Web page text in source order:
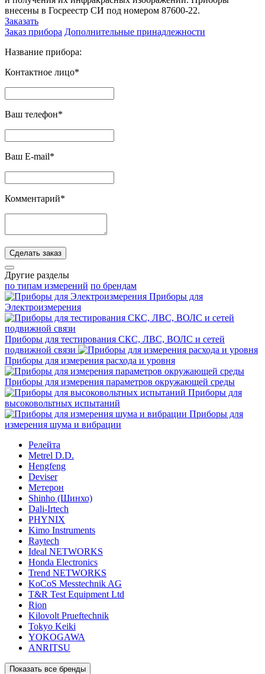
внесены в Госреестр СИ под номером 87600-22.
Заказать
Заказ прибора Дополнительные принадлежности
Название прибора:
Контактное лицо*
Ваш телефон*
Ваш E-mail*
Комментарий*
Сделать заказ
Другие разделы
по типам измерений по брендам
Приборы для
Электроизмерения
Приборы для тестирования СКС, ЛВС, ВОЛС и сетей
подвижной связи
Приборы для измерения расхода и уровня
Приборы для измерения параметров окружающей среды
Приборы для
высоковольтных испытаний
Приборы для
измерения шума и вибрации
Релейта
Metrel D.D.
Hengfeng
Deviser
Метерон
Shinho (Шинхо)
Dali-Irtech
PHYNIX
Kimo Instruments
Raytech
Ideal NETWORKS
Honda Electronics
Trend NETWORKS
KoCoS Messtechnik AG
T&R Test Equipment Ltd
Rion
Kilovolt Prueftechnik
Tokyo Keiki
YOKOGAWA
ANRITSU
Показать все бренды